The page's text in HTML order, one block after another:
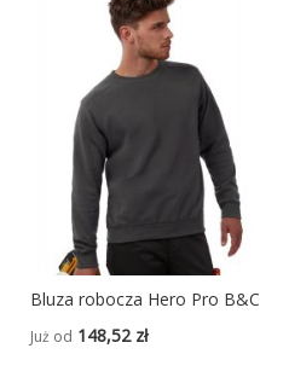
Bluza robocza Hero Pro B&C
Już od 148,52 zł